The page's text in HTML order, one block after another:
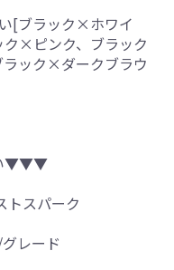
[ブラック×ホワイ
×ピンク、ブラック
ック×ダークブラウ
▼▼▼
トスパーク
レード